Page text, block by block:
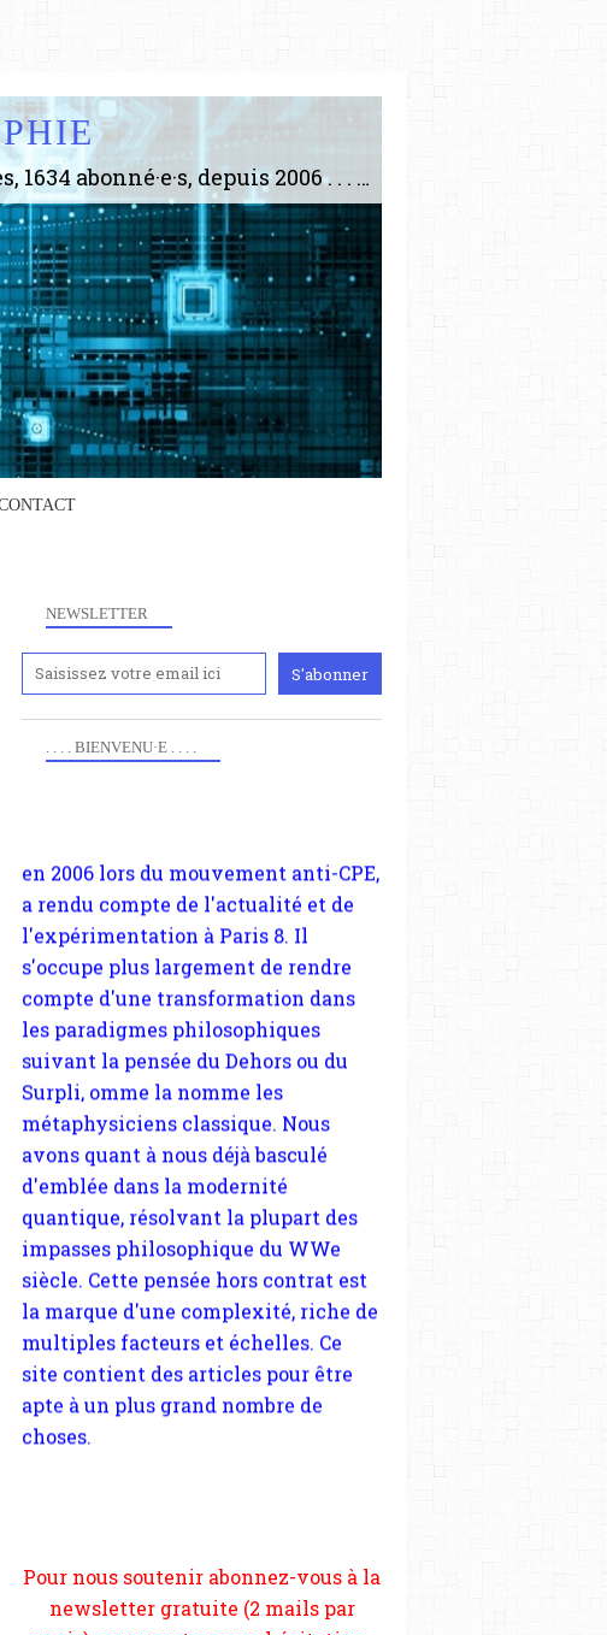
Le plus gros site de philosophie de France ! ABONNEZ-VOUS ! 4115 Articles, 1634 abonné·e·s, depuis 2006 . . . . . . . . 2 852 214 pages vues jusqu'à présent. Prestance et être apte à un plus grand nombre de choses.
JUAN BRANCO
GILETS JAUNES
JACQUELINE MOURAUD
NEWSLETTER
. . . . BIENVENU·E . . . .
Anciennement
www.paris8philo.com, ce site, créé
a rendu compte de l'actualité et de
les paradigmes philosophiques
suivant la pensée du Dehors ou du
Surpli, omme la nomme les
métaphysiciens classique. Nous
avons quant à nous déjà basculé
d'emblée dans la modernité
quantique, résolvant la plupart des
impasses philosophique du WWe
siècle. Cette pensée hors contrat est
la marque d'une complexité, riche de
multiples facteurs et échelles. Ce
site contient des articles pour être
apte à un plus grand nombre de
choses.
et si vous le pouvez faîtes des liens
depuis votre site.